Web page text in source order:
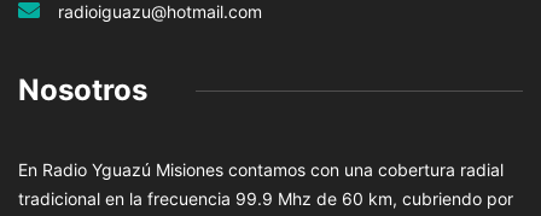
radioiguazu@hotmail.com
Nosotros
En Radio Yguazú Misiones contamos con una cobertura radial
tradicional en la frecuencia 99.9 Mhz de 60 km, cubriendo por